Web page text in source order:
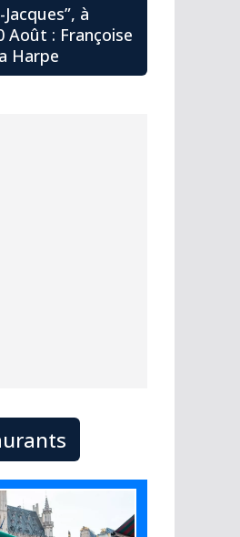
à
Août : Françoise
Harpe